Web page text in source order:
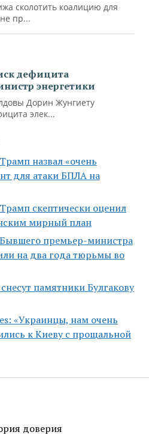
сколотить коалицию для
пр...
дефицита
энергетики
Дорин Жунгиету
элек...
Трамп назвал «очень
для атаки БПЛА на
Трамп скептически оценил
мирный план
Бывшего премьер-министра
на два года тюрьмы во
памятники Булгакову
«Украинцы, нам очень
к Киеву с прощальной